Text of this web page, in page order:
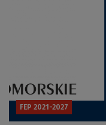
FEP 2021-2027